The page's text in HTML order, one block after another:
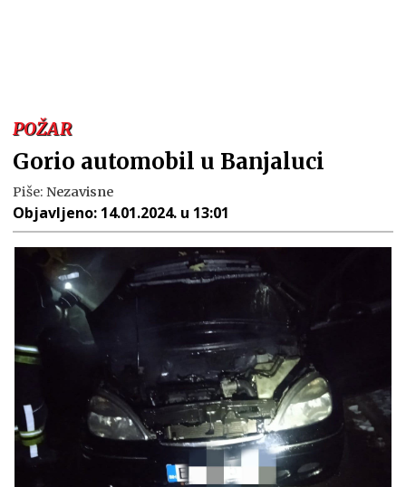
POŽAR
Gorio automobil u Banjaluci
Piše: Nezavisne
Objavljeno: 14.01.2024. u 13:01